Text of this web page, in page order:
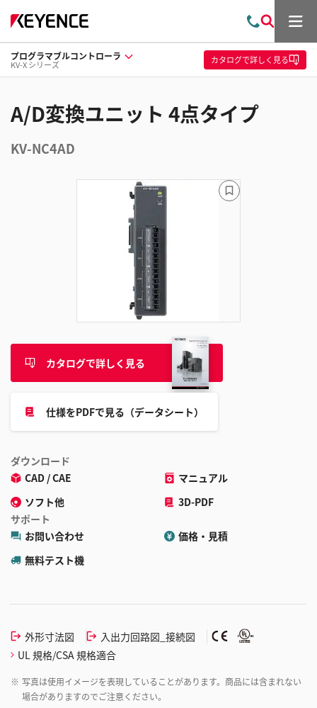
問
い
合
わ
索
メ
ュ
ー
プログラマブルコントローラ
KV-X シリーズ カタログで詳しく見る
A/D変換ユニット 4点タイプ
KV-NC4AD
カタログで詳しく見る
仕様をPDFで見る（データシート）
ダウンロード
CAD / CAE
マニュアル
ソフト他
3D-PDF
サポート
お問い合わせ
価格・見積
無料テスト機
外形寸法図
入出力回路図_接続図
UL 規格/CSA 規格適合
※ 写真は使用イメージを表現していることがあります。商品には含まれない
場合がありますのでご注意ください。
ブ
ッ